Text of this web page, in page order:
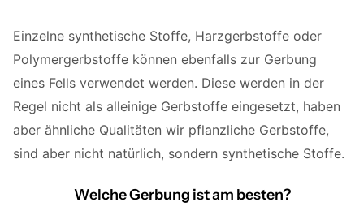
Einzelne synthetische Stoffe, Harzgerbstoffe oder
Polymergerbstoffe können ebenfalls zur Gerbung
eines Fells verwendet werden. Diese werden in der
Regel nicht als alleinige Gerbstoffe eingesetzt, haben
aber ähnliche Qualitäten wir pflanzliche Gerbstoffe,
sind aber nicht natürlich, sondern synthetische Stoffe.
Welche Gerbung ist am besten?